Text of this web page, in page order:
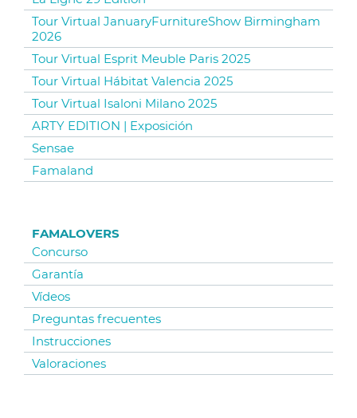
Tour Virtual JanuaryFurnitureShow Birmingham
2026
Tour Virtual Esprit Meuble Paris 2025
Tour Virtual Hábitat Valencia 2025
Tour Virtual Isaloni Milano 2025
ARTY EDITION | Exposición
Sensae
Famaland
FAMALOVERS
Concurso
Garantía
Vídeos
Preguntas frecuentes
Instrucciones
Valoraciones